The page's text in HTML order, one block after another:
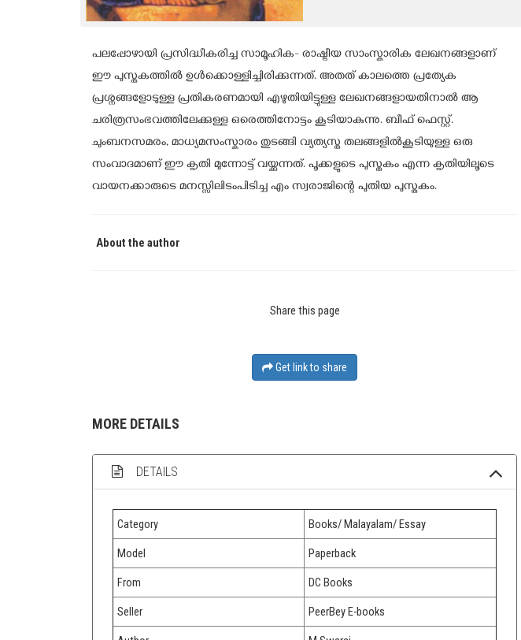
പലപ്പോഴായി പ്രസിദ്ധീകരിച്ച സാമൂഹിക- രാഷ്ട്രീയ സാംസ്കാരിക ലേഖനങ്ങളാണ്
ഈ പുസ്തകത്തിൽ ഉൾക്കൊള്ളിച്ചിരിക്കുന്നത്. അതത് കാലത്തെ പ്രത്യേക
പ്രശ്നങ്ങളോടുള്ള പ്രതികരണമായി എഴുതിയിട്ടുള്ള ലേഖനങ്ങളായതിനാൽ ആ
ചരിത്രസംഭവത്തിലേക്കുള്ള ഒരെത്തിനോട്ടം കൂടിയാകുന്നു. ബീഫ് ഫെസ്റ്റ്.
ചുംബനസമരം, മാധ്യമസംസ്കാരം തുടങ്ങി വ്യത്യസ്ത തലങ്ങളിൽകൂടിയുള്ള ഒരു
സംവാദമാണ് ഈ കൃതി മുന്നോട്ട് വയ്ക്കുന്നത്. പൂക്കളുടെ പുസ്തകം എന്ന കൃതിയിലൂടെ
വായനക്കാരുടെ മനസ്സിലിടംപിടിച്ച എം സ്വരാജിന്റെ പുതിയ പുസ്തകം.
About the author
Share this page
Get link to share
MORE DETAILS
DETAILS
Category Books/ Malayalam/ Essay
Model Paperback
From DC Books
Seller PeerBey E-books